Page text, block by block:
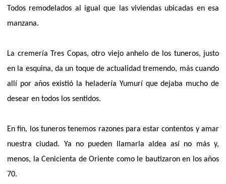
Todos remodelados al igual que las viviendas ubicadas en esa
manzana.
La cremería Tres Copas, otro viejo anhelo de los tuneros, justo
en la esquina, da un toque de actualidad tremendo, más cuando
allí por años existió la heladería Yumurí que dejaba mucho de
desear en todos los sentidos.
En fin, los tuneros tenemos razones para estar contentos y amar
nuestra ciudad. Ya no pueden llamarla aldea así no más y,
menos, la Cenicienta de Oriente como le bautizaron en los años
70.